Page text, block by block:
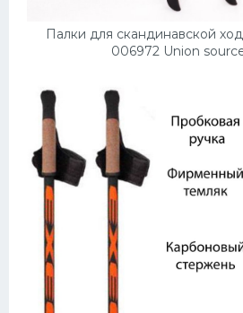
Палки для скандинавской
006972 Union